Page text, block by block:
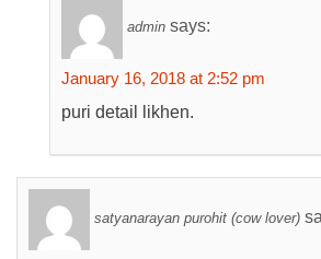
admin says:
January 16, 2018 at 2:52 pm
puri detail likhen.
satyanarayan purohit (cow lover)